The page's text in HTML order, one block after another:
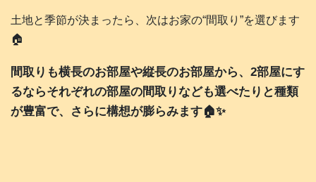
土地と季節が決まったら、次はお家の“間取り”を選びます
🏠️
間取りも横長のお部屋や縦長のお部屋から、2部屋にす
るならそれぞれの部屋の間取りなども選べたりと種類
が豊富で、さらに構想が膨らみます🏠️✨